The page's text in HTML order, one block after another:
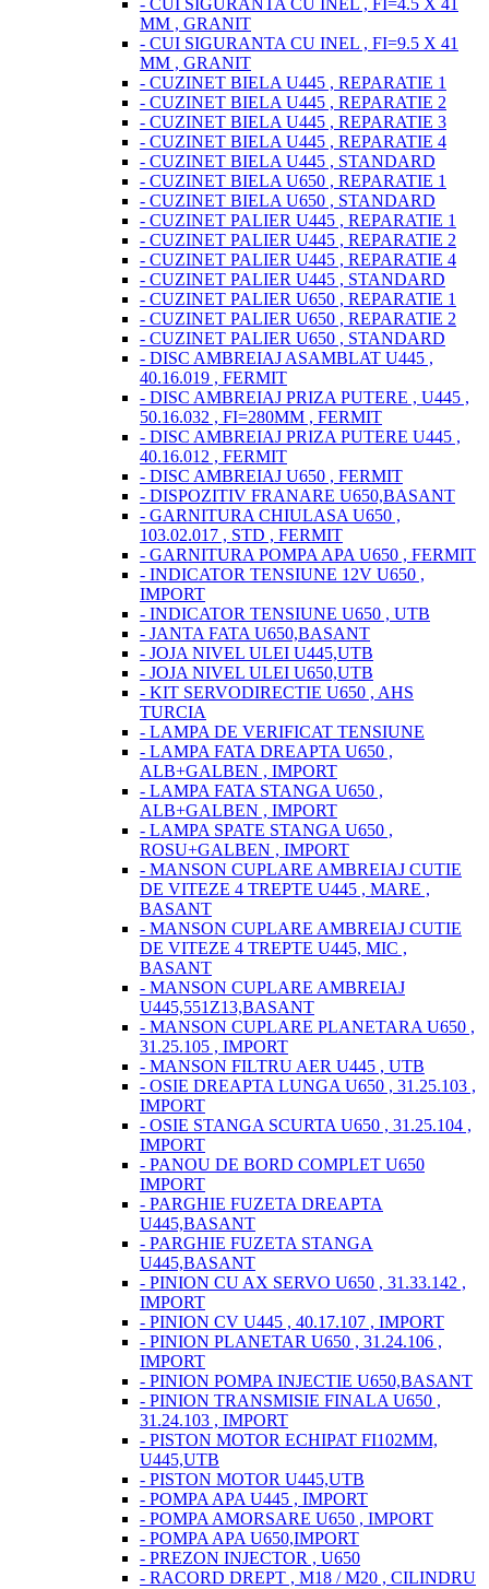
- CUI SIGURANTA CU INEL , FI=4.5 X 41
MM , GRANIT
- CUI SIGURANTA CU INEL , FI=9.5 X 41
MM , GRANIT
- CUZINET BIELA U445 , REPARATIE 1
- CUZINET BIELA U445 , REPARATIE 2
- CUZINET BIELA U445 , REPARATIE 3
- CUZINET BIELA U445 , REPARATIE 4
- CUZINET BIELA U445 , STANDARD
- CUZINET BIELA U650 , REPARATIE 1
- CUZINET BIELA U650 , STANDARD
- CUZINET PALIER U445 , REPARATIE 1
- CUZINET PALIER U445 , REPARATIE 2
- CUZINET PALIER U445 , REPARATIE 4
- CUZINET PALIER U445 , STANDARD
- CUZINET PALIER U650 , REPARATIE 1
- CUZINET PALIER U650 , REPARATIE 2
- CUZINET PALIER U650 , STANDARD
- DISC AMBREIAJ ASAMBLAT U445 ,
40.16.019 , FERMIT
- DISC AMBREIAJ PRIZA PUTERE , U445 ,
50.16.032 , FI=280MM , FERMIT
- DISC AMBREIAJ PRIZA PUTERE U445 ,
40.16.012 , FERMIT
- DISC AMBREIAJ U650 , FERMIT
- DISPOZITIV FRANARE U650,BASANT
- GARNITURA CHIULASA U650 ,
103.02.017 , STD , FERMIT
- GARNITURA POMPA APA U650 , FERMIT
- INDICATOR TENSIUNE 12V U650 ,
IMPORT
- INDICATOR TENSIUNE U650 , UTB
- JANTA FATA U650,BASANT
- JOJA NIVEL ULEI U445,UTB
- JOJA NIVEL ULEI U650,UTB
- KIT SERVODIRECTIE U650 , AHS
TURCIA
- LAMPA DE VERIFICAT TENSIUNE
- LAMPA FATA DREAPTA U650 ,
ALB+GALBEN , IMPORT
- LAMPA FATA STANGA U650 ,
ALB+GALBEN , IMPORT
- LAMPA SPATE STANGA U650 ,
ROSU+GALBEN , IMPORT
- MANSON CUPLARE AMBREIAJ CUTIE
DE VITEZE 4 TREPTE U445 , MARE ,
BASANT
- MANSON CUPLARE AMBREIAJ CUTIE
DE VITEZE 4 TREPTE U445, MIC ,
BASANT
- MANSON CUPLARE AMBREIAJ
U445,551Z13,BASANT
- MANSON CUPLARE PLANETARA U650 ,
31.25.105 , IMPORT
- MANSON FILTRU AER U445 , UTB
- OSIE DREAPTA LUNGA U650 , 31.25.103 ,
IMPORT
- OSIE STANGA SCURTA U650 , 31.25.104 ,
IMPORT
- PANOU DE BORD COMPLET U650
IMPORT
- PARGHIE FUZETA DREAPTA
U445,BASANT
- PARGHIE FUZETA STANGA
U445,BASANT
- PINION CU AX SERVO U650 , 31.33.142 ,
IMPORT
- PINION CV U445 , 40.17.107 , IMPORT
- PINION PLANETAR U650 , 31.24.106 ,
IMPORT
- PINION POMPA INJECTIE U650,BASANT
- PINION TRANSMISIE FINALA U650 ,
31.24.103 , IMPORT
- PISTON MOTOR ECHIPAT FI102MM,
U445,UTB
- PISTON MOTOR U445,UTB
- POMPA APA U445 , IMPORT
- POMPA AMORSARE U650 , IMPORT
- POMPA APA U650,IMPORT
- PREZON INJECTOR , U650
- RACORD DREPT , M18 / M20 , CILINDRU